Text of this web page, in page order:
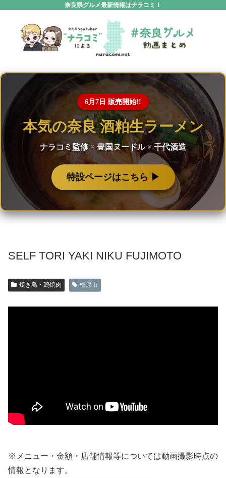
奈良県グルメ最新情報はナラコミ！
6月7日 販売開始!!
本気の奈良 酒粕生ラーメン
ナラコミ監修 × 豊国ヌードル × 千代酒造
特設ページはこちら ▶︎
SELF TORI YAKI NIKU FUJIMOTO
焼き鳥・鶏焼肉 橿原市
※メニュー・金額・店舗情報等については動画撮影時点の
情報となります。